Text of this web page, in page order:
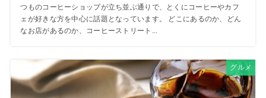
つものコーヒーショップが立ち並ぶ通りで、とくにコーヒーやカフ
ェが好きな方を中心に話題となっています。 どこにあるのか、どん
なお店があるのか、コーヒーストリート...
グルメ